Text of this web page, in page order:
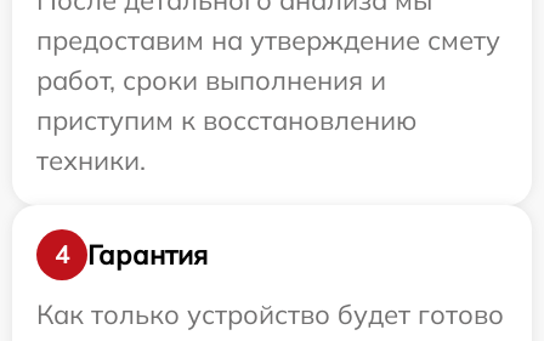
предоставим на утверждение смету
работ, сроки выполнения и
приступим к восстановлению
техники.
4
Гарантия
Как только устройство будет готово